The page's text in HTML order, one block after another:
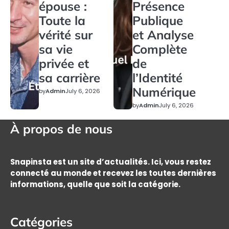
épouse :
Toute la
vérité sur
sa vie
privée et
sa carrière
byAdminJuly 6, 2026
Présence
Publique
et Analyse
Complète
de
l’Identité
Numérique
byAdminJuly 6, 2026
À propos de nous
Snapinsta est un site d’actualités. Ici, vous restez
connecté au monde et recevez les toutes dernières
informations, quelle que soit la catégorie.
Catégories